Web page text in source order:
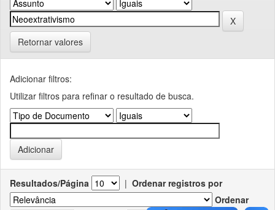
Retornar valores
Adicionar filtros:
Utilizar filtros para refinar o resultado de busca.
Resultados/Página | Ordenar registros por
Ordenar